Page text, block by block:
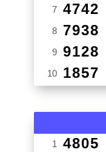
7 4742
8 7938
9 9128
10 1857
1 4805